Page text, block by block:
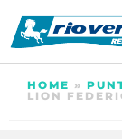
HOME »
LION